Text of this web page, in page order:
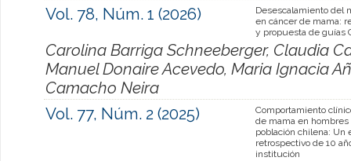
Vol. 78, Núm. 1 (2026)
Desescalamiento del
en cáncer de mama:
y propuesta de guías
Carolina Barriga Schneeberger, Claudia
Manuel Donaire Acevedo, Maria Ignacia
Camacho Neira
Vol. 77, Núm. 2 (2025)
Comportamiento
de mama en hombres
población chilena: Un
retrospectivo de 10
institución